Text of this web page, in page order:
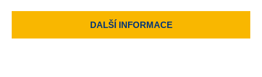
DALŠÍ INFORMACE